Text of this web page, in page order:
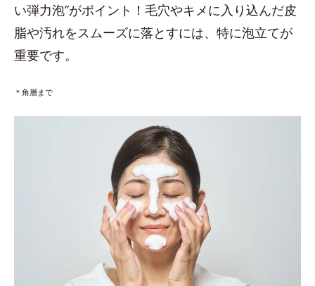
い弾力泡”がポイント！毛穴やキメに入り込んだ皮
脂や汚れをスムーズに落とすには、特に泡立てが
重要です。
＊角層まで